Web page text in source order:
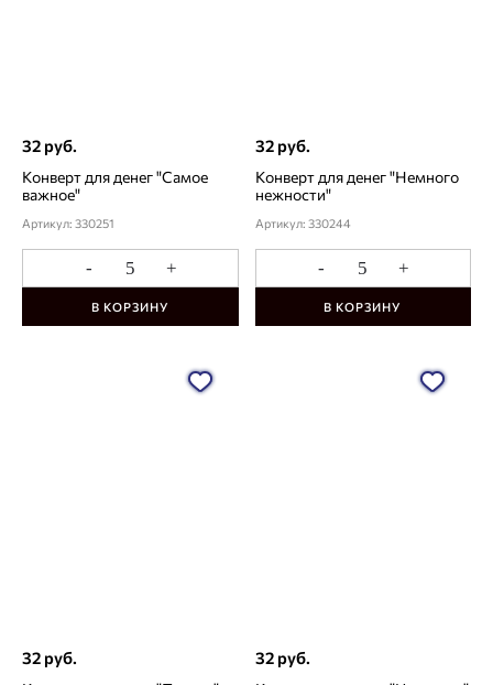
32 руб.
Конверт для денег "Самое
важное"
Артикул: 330251
- +
В КОРЗИНУ
32 руб.
Конверт для денег "Немного
нежности"
Артикул: 330244
- +
В КОРЗИНУ
32 руб. 32 руб.